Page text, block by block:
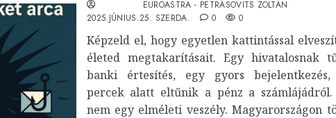
EUROASTRA - PETRÁSOVITS ZOLTÁN
2025.JÚNIUS.25. SZERDA.
0 0
Képzeld el, hogy egyetlen kattintással
életed megtakarításait. Egy hivatalosnak
banki értesítés, egy gyors bejelentkezés,
percek alatt eltűnik a pénz a számlájádról.
nem egy elméleti veszély. Magyarországon